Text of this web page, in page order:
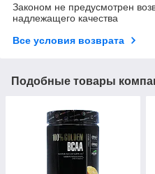
Законом не предусмотрен
надлежащего качества
Все условия возврата
Подобные товары